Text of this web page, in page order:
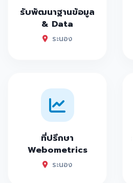
รับพัฒนาฐานข้อมูล
& Data
ระนอง
ที่ปรึกษา
Webometrics
ระนอง